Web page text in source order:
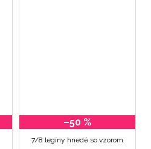
–50 %
7/8 legíny hnedé so vzorom